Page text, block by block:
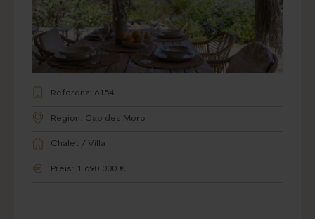
Referenz: 6154
Region: Cap des Moro
Chalet / Villa
Preis: 1.690.000 €